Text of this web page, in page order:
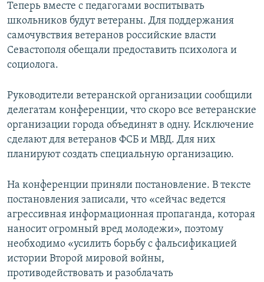
Теперь вместе с педагогами воспитывать
школьников будут ветераны. Для поддержания
самочувствия ветеранов российские власти
Севастополя обещали предоставить психолога и
социолога.
Руководители ветеранской организации сообщили
делегатам конференции, что скоро все ветеранские
организации города объединят в одну. Исключение
сделают для ветеранов ФСБ и МВД. Для них
планируют создать специальную организацию.
На конференции приняли постановление. В тексте
постановления записали, что «сейчас ведется
агрессивная информационная пропаганда, которая
наносит огромный вред молодежи», поэтому
необходимо «усилить борьбу с фальсификацией
истории Второй мировой войны,
противодействовать и разоблачать